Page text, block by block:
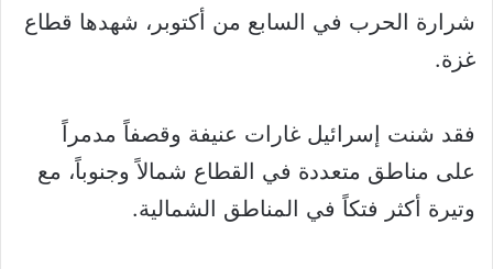
شرارة الحرب في السابع من أكتوبر، شهدها قطاع
غزة.
فقد شنت إسرائيل غارات عنيفة وقصفاً مدمراً
على مناطق متعددة في القطاع شمالاً وجنوباً، مع
وتيرة أكثر فتكاً في المناطق الشمالية.